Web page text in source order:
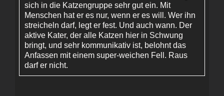
sich in die Katzengruppe sehr gut ein. Mit
Menschen hat er es nur, wenn er es will. Wer ihn
streicheln darf, legt er fest. Und auch wann. Der
aktive Kater, der alle Katzen hier in Schwung
bringt, und sehr kommunikativ ist, belohnt das
Anfassen mit einem super-weichen Fell. Raus
darf er nicht.